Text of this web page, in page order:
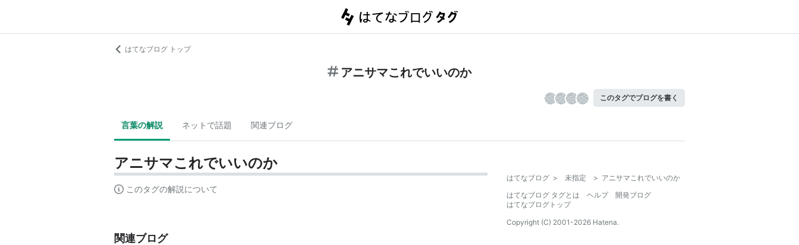
はてなブログ トップ
アニサマこれでいいのか
このタグでブログを書く
言葉の解説 ネットで話題 関連ブログ
アニサマこれでいいのか
このタグの解説について
関連ブログ
はてなブログ > 未指定 > アニサマこれでいいのか
はてなブログ タグとは
ヘルプ
開発ブログ
はてなブログトップ
Copyright (C) 2001-2026 Hatena.